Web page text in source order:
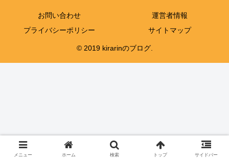
お問い合わせ
運営者情報
プライバシーポリシー
サイトマップ
© 2019 kirarinのブログ.
メニュー ホーム 検索 トップ サイドバー